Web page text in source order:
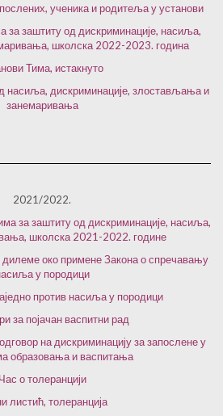
ученика и родитеља у установи
за заштиту од дискриминације, насиља,
школска 2022-2023. година
Тима, истакнуто
насиља, дискриминације, злостављања и
занемаривања
2021/2022.
за заштиту од дискриминације, насиља,
школска 2021-2022. године
око примене Закона о спречавању
у породици
против насиља у породици
за појачан васпитни рад
на дискриминацију за запослене у
образовања и васпитања
Час о толеранцији
листић, толеранција